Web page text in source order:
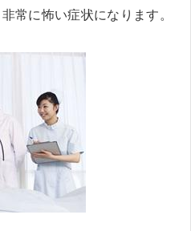
常に怖い症状になります。